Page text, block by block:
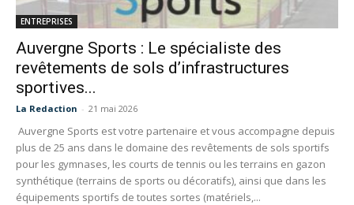
ENTREPRISES
Auvergne Sports : Le spécialiste des
revêtements de sols d’infrastructures
sportives...
La Redaction - 21 mai 2026
Auvergne Sports est votre partenaire et vous accompagne depuis
plus de 25 ans dans le domaine des revêtements de sols sportifs
pour les gymnases, les courts de tennis ou les terrains en gazon
synthétique (terrains de sports ou décoratifs), ainsi que dans les
équipements sportifs de toutes sortes (matériels,...